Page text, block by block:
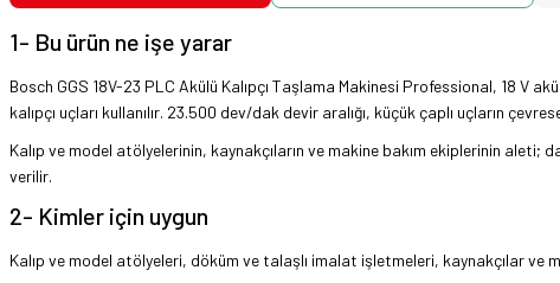
1- Bu ürün ne işe yarar
Bosch GGS 18V-23 PLC Akülü Kalıpçı Taşlama Makinesi Professional, 18 V
kalıpçı uçları kullanılır. 23.500 dev/dak devir aralığı, küçük çaplı uçların
Kalıp ve model atölyelerinin, kaynakçıların ve makine bakım ekiplerinin aleti;
verilir.
2- Kimler için uygun
Kalıp ve model atölyeleri, döküm ve talaşlı imalat işletmeleri, kaynakçılar ve